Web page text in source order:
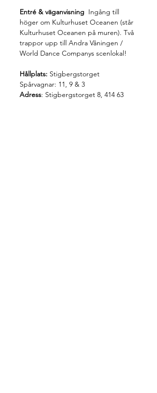
Entré & väganvisning Ingång till
höger om Kulturhuset Oceanen (står
Kulturhuset Oceanen på muren). Två
trappor upp till Andra Våningen /
World Dance Companys scenlokal!
Hållplats: Stigbergstorget
Spårvagnar: 11, 9 & 3
Adress: Stigbergstorget 8, 414 63